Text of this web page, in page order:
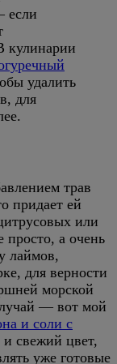
если
кулинарии
удалить
для
трав
придает ей
или
просто, а очень
лаймов,
для верности
морской
— вот мой
и соли с
свежий цвет,
уже готовые